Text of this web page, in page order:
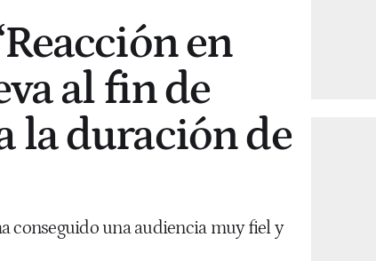
en
al fin de
la duración de
conseguido una audiencia muy fiel y